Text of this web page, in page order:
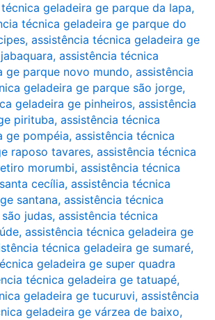
geladeira ge parque da lapa,
técnica geladeira ge parque do
, assistência técnica geladeira ge
, assistência técnica
ge parque novo mundo, assistência
geladeira ge parque são jorge,
geladeira ge pinheiros, assistência
pirituba, assistência técnica
ge pompéia, assistência técnica
raposo tavares, assistência técnica
morumbi, assistência técnica
cecília, assistência técnica
santana, assistência técnica
judas, assistência técnica
, assistência técnica geladeira ge
técnica geladeira ge sumaré,
geladeira ge super quadra
técnica geladeira ge tatuapé,
geladeira ge tucuruvi, assistência
geladeira ge várzea de baixo,